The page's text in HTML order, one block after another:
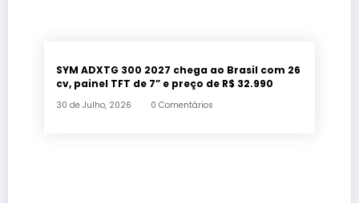
SYM ADXTG 300 2027 chega ao Brasil com 26
cv, painel TFT de 7” e preço de R$ 32.990
30 de Julho, 2026 0 Comentários